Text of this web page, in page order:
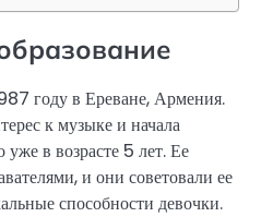
году в Ереване, Армения.
к музыке и начала
уже в возрасте 5 лет. Ее
и они советовали ее
способности девочки.